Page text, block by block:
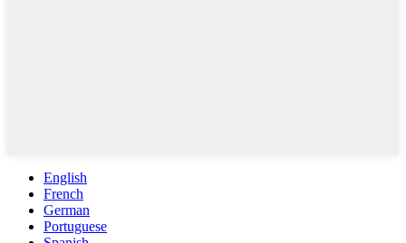
English
French
German
Portuguese